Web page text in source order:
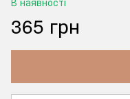
365 грн